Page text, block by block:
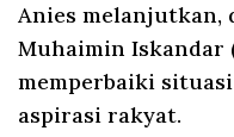
Anies melanjutkan,
Muhaimin Iskandar
memperbaiki
aspirasi rakyat.